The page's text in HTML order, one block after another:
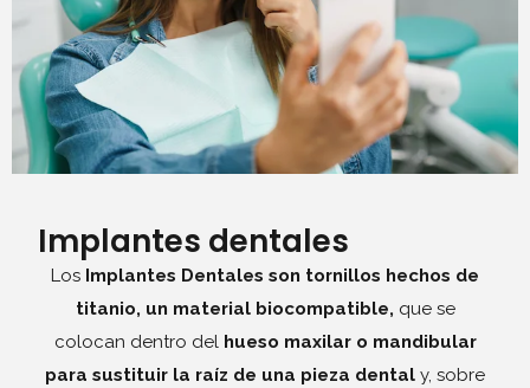
Implantes dentales
Los Implantes Dentales son tornillos hechos de
titanio, un material biocompatible, que se
colocan dentro del hueso maxilar o mandibular
para sustituir la raíz de una pieza dental y, sobre